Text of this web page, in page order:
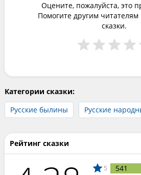
Оцените, пожалуйста, это
Помогите другим
сказки.
Категории сказки:
Русские былины
Русские
Рейтинг сказки
5 541